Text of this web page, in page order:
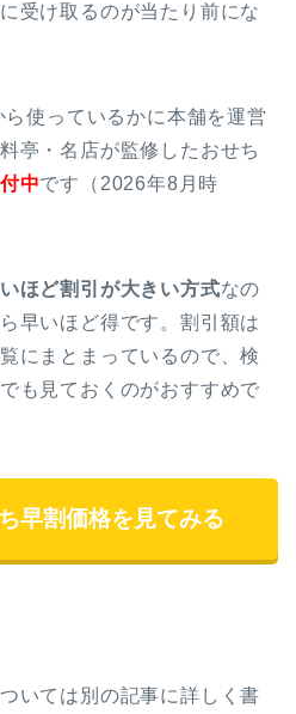
受け取るのが当たり前にな
使っているかに本舗を運営
亭・名店が監修したおせち
中です（2026年8月時
ほど割引が大きい方式なの
早いほど得です。割引額は
にまとまっているので、検
も見ておくのがおすすめで
早割価格を見てみる
いては別の記事に詳しく書